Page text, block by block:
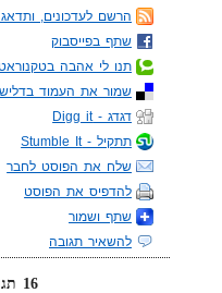
הרשם לעדכונים,
שתף בפייסבוק
תנו לי אהבה
שמור את העמוד
דגדג - Digg it
תתקיל - Stumble It
שלח את הפוסט לחבר
להדפיס את הפוסט
שתף ושמור
להשאיר תגובה
16 תגובות... קרא אותן למטה או